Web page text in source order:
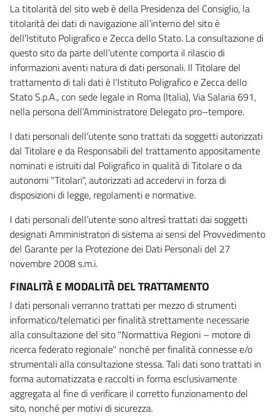
La titolarità del sito web è della Presidenza del Consiglio, la
titolarità dei dati di navigazione all’interno del sito è
dell’Istituto Poligrafico e Zecca dello Stato. La consultazione di
questo sito da parte dell’utente comporta il rilascio di
informazioni aventi natura di dati personali. Il Titolare del
trattamento di tali dati è l’Istituto Poligrafico e Zecca dello
Stato S.p.A., con sede legale in Roma (Italia), Via Salaria 691,
nella persona dell’Amministratore Delegato pro–tempore.
I dati personali dell’utente sono trattati da soggetti autorizzati
dal Titolare e da Responsabili del trattamento appositamente
nominati e istruiti dal Poligrafico in qualità di Titolare o da
autonomi "Titolari", autorizzati ad accedervi in forza di
disposizioni di legge, regolamenti e normative.
I dati personali dell’utente sono altresì trattati dai soggetti
designati Amministratori di sistema ai sensi del Provvedimento
del Garante per la Protezione dei Dati Personali del 27
novembre 2008 s.m.i.
FINALITÀ E MODALITÀ DEL TRATTAMENTO
I dati personali verranno trattati per mezzo di strumenti
informatico/telematici per finalità strettamente necessarie
alla consultazione del sito "Normattiva Regioni – motore di
ricerca federato regionale" nonché per finalità connesse e/o
strumentali alla consultazione stessa. Tali dati sono trattati in
forma automatizzata e raccolti in forma esclusivamente
aggregata al fine di verificare il corretto funzionamento del
sito, nonché per motivi di sicurezza.